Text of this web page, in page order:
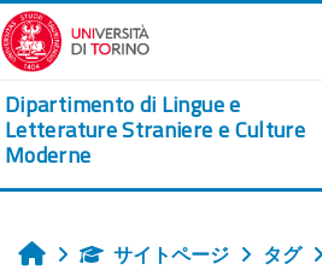
メインコンテンツへスキップする
Dipartimento di Lingue e
Letterature Straniere e Culture
Moderne
ホームサイトページ タグ